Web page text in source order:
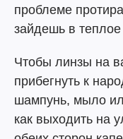
проблеме
зайдешь в
Чтобы линзы на
прибегнуть к
шампунь, мыло
как выходить на